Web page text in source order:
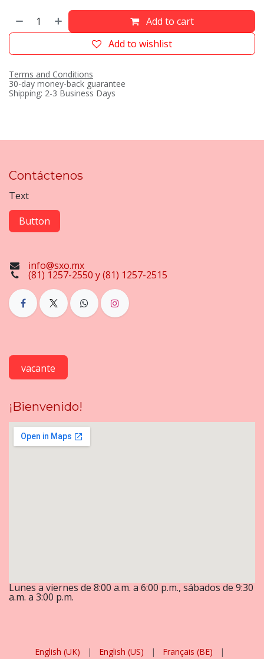
Add to cart
Add to wishlist
Terms and Conditions
30-day money-back guarantee
Shipping: 2-3 Business Days
Contáctenos
Text
Button
info@sxo.mx
(81) 1257-2550 y (81) 1257-2515
vacante
¡Bienvenido!
Lunes a viernes de 8:00 a.m. a 6:00 p.m., sábados de 9:30
a.m. a 3:00 p.m.
English (UK) | English (US) | Français (BE)
|